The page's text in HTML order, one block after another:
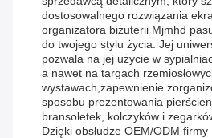
dostosowalnego rozwiązania
organizatora biżuterii Mjmhd
do twojego stylu życia. Jej
pozwala na jej użycie w
a nawet na targach
wystawach,zapewnienie
sposobu prezentowania
bransoletek, kolczyków i
Dzięki obsłudze OEM/ODM